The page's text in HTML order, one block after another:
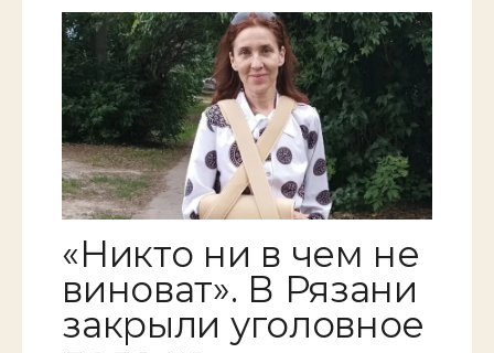
«Никто ни в чем не
виноват». В Рязани
закрыли уголовное